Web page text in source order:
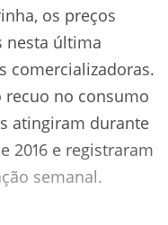
os preços
nesta última
comercializadoras.
recuo no consumo
atingiram durante
2016 e registraram
semanal.